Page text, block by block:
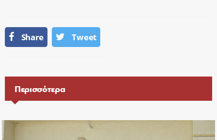
Share Tweet
Περισσότερα